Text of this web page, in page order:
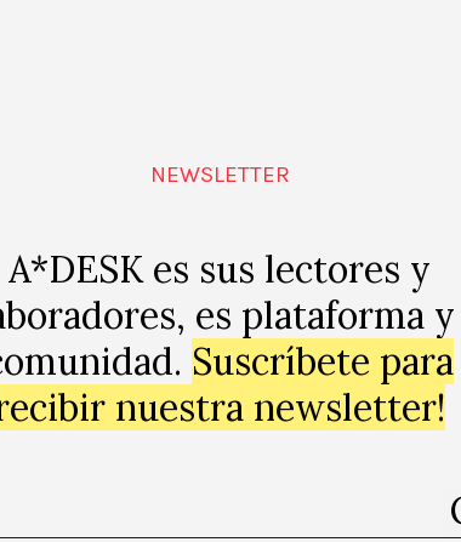
NEWSLETTER
A*DESK es sus lectores y
es plataforma y
Suscríbete para
nuestra newsletter!